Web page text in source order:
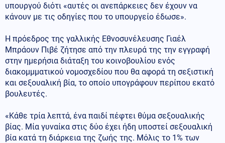
υπουργού διότι «αυτές οι ανεπάρκειες δεν έχουν να
κάνουν με τις οδηγίες που το υπουργείο έδωσε».
Η πρόεδρος της γαλλικής Εθνοσυνέλευσης Γιαέλ
Μπράουν Πιβέ ζήτησε από την πλευρά της την εγγραφή
στην ημερήσια διάταξη του κοινοβουλίου ενός
διακομμματικού νομοσχεδίου που θα αφορά τη σεξιστική
και σεξουαλική βία, το οποίο υπογράφουν περίπου εκατό
βουλευτές.
«Κάθε τρία λεπτά, ένα παιδί πέφτει θύμα σεξουαλικής
βίας. Μία γυναίκα στις δύο έχει ήδη υποστεί σεξουαλική
βία κατά τη διάρκεια της ζωής της. Μόλις το 1% των